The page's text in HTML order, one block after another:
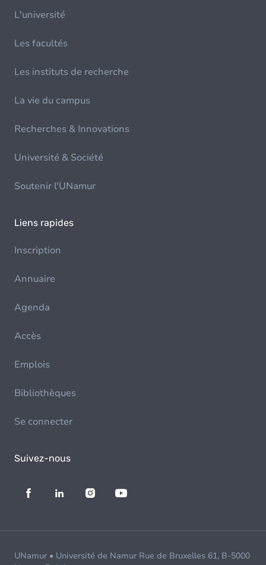
L'université
Les facultés
Les instituts de recherche
La vie du campus
Recherches & Innovations
Université & Société
Soutenir l'UNamur
Liens rapides
Inscription
Annuaire
Agenda
Accès
Emplois
Bibliothèques
Se connecter
Suivez-nous
UNamur • Université de Namur Rue de Bruxelles 61, B-5000